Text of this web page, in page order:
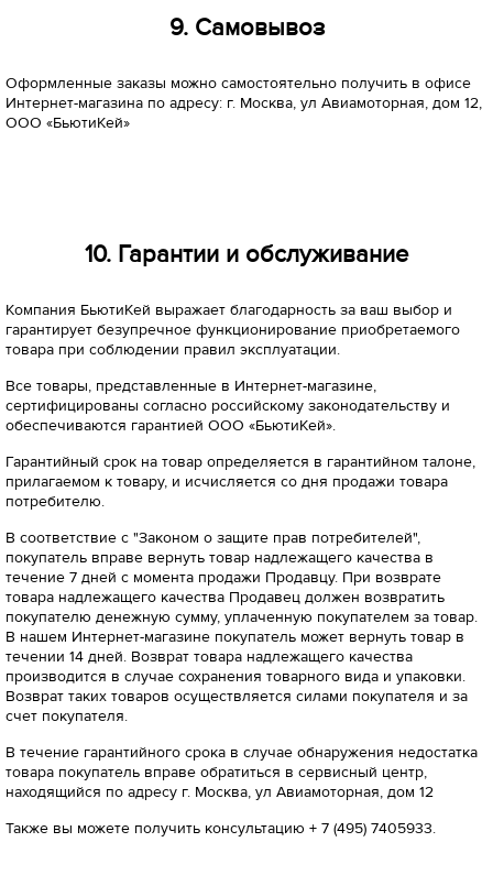
9. Самовывоз
Оформленные заказы можно самостоятельно получить в офисе
Интернет-магазина по адресу: г. Москва, ул Авиамоторная, дом 12,
ООО «БьютиКей»
10. Гарантии и обслуживание
Компания БьютиКей выражает благодарность за ваш выбор и
гарантирует безупречное функционирование приобретаемого
товара при соблюдении правил эксплуатации.
Все товары, представленные в Интернет-магазине,
сертифицированы согласно российскому законодательству и
обеспечиваются гарантией ООО «БьютиКей».
Гарантийный срок на товар определяется в гарантийном талоне,
прилагаемом к товару, и исчисляется со дня продажи товара
потребителю.
В соответствие с "Законом о защите прав потребителей",
покупатель вправе вернуть товар надлежащего качества в
течение 7 дней с момента продажи Продавцу. При возврате
товара надлежащего качества Продавец должен возвратить
покупателю денежную сумму, уплаченную покупателем за товар.
В нашем Интернет-магазине покупатель может вернуть товар в
течении 14 дней. Возврат товара надлежащего качества
производится в случае сохранения товарного вида и упаковки.
Возврат таких товаров осуществляется силами покупателя и за
счет покупателя.
В течение гарантийного срока в случае обнаружения недостатка
товара покупатель вправе обратиться в сервисный центр,
находящийся по адресу г. Москва, ул Авиамоторная, дом 12
Также вы можете получить консультацию + 7 (495) 7405933.